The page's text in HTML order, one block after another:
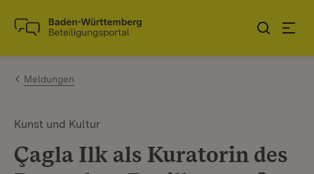
Zum Inhalt springen
Link zur Startseite
Meldungen
Kunst und Kultur
Çagla Ilk als Kuratorin des